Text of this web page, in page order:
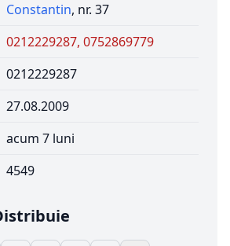
Constantin, nr. 37
0212229287, 0752869779
0212229287
27.08.2009
acum 7 luni
4549